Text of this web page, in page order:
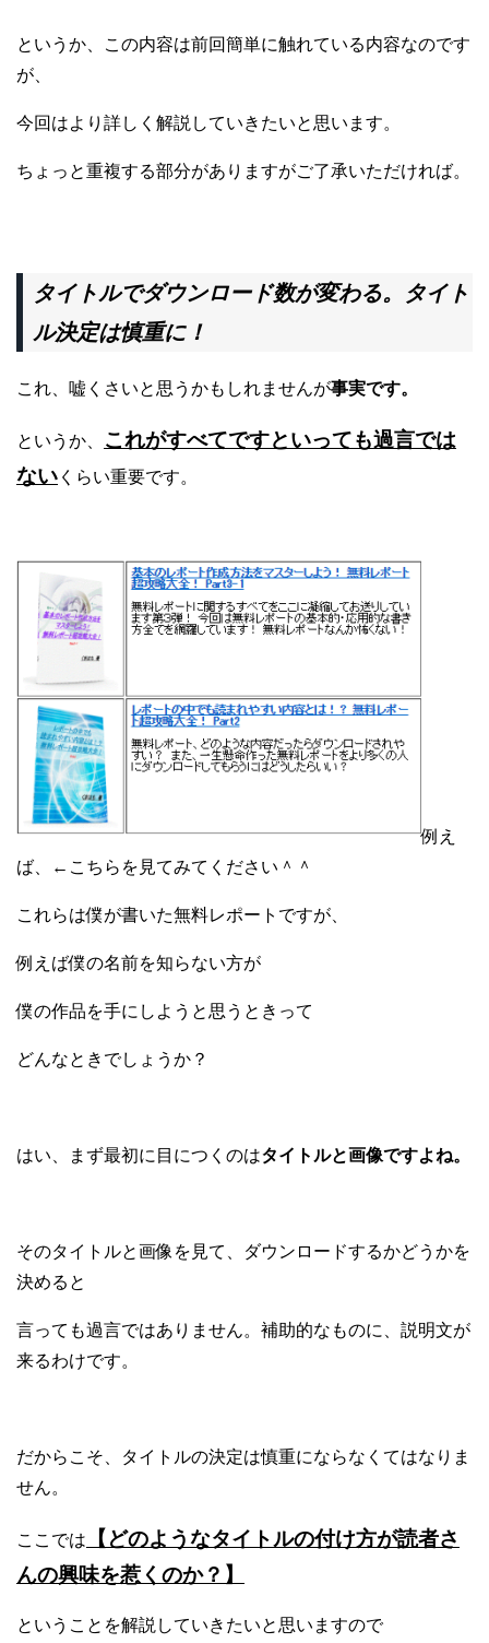
というか、この内容は前回簡単に触れている内容なのです
が、
今回はより詳しく解説していきたいと思います。
ちょっと重複する部分がありますがご了承いただければ。
タイトルでダウンロード数が変わる。タイト
ル決定は慎重に！
これ、嘘くさいと思うかもしれませんが事実です。
というか、
これがすべてですといっても過言では
ない くらい重要です。
例え
ば、←こちらを見てみてください＾＾
これらは僕が書いた無料レポートですが、
例えば僕の名前を知らない方が
僕の作品を手にしようと思うときって
どんなときでしょうか？
はい、まず最初に目につくのはタイトルと画像ですよね。
そのタイトルと画像を見て、ダウンロードするかどうかを
決めると
言っても過言ではありません。補助的なものに、説明文が
来るわけです。
だからこそ、タイトルの決定は慎重にならなくてはなりま
せん。
ここでは
【どのようなタイトルの付け方が読者さ
んの興味を惹くのか？】
ということを解説していきたいと思いますので